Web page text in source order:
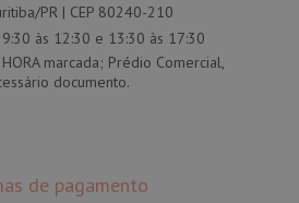
PR | CEP 80240-210
às 12:30 e 13:30 às 17:30
marcada; Prédio Comercial,
documento.
de pagamento